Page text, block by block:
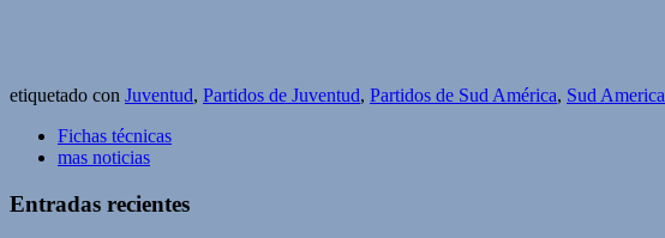
etiquetado con Juventud, Partidos de Juventud, Partidos de Sud América, Sud America
Fichas técnicas
mas noticias
Entradas recientes